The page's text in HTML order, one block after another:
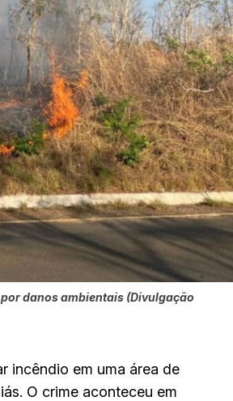
danos ambientais (Divulgação
incêndio em uma área de
O crime aconteceu em